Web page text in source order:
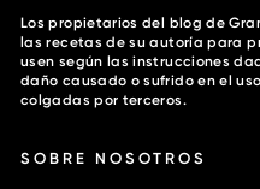
Los propietarios del blog de
las recetas de su autoría para
usen según las instrucciones
daño causado o sufrido en el
colgadas por terceros.
SOBRE NOSOTROS